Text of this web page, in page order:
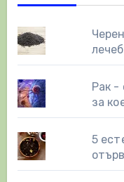
Рак -
за
5